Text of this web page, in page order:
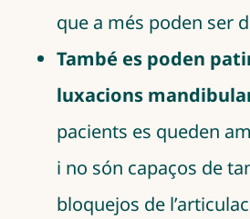
que a més poden ser
També es poden
luxacions
pacients es queden
i no són capaços de
bloquejos de